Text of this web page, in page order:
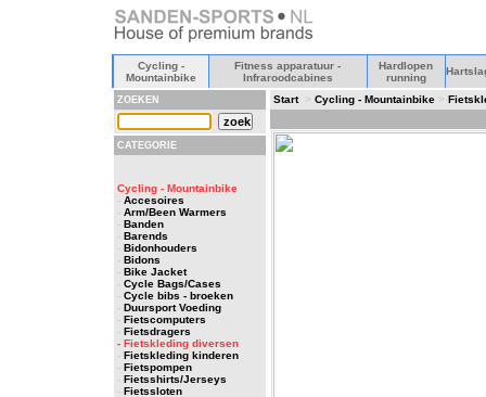
Cycling -
Mountainbike
Fitness apparatuur -
Infraroodcabines
Hardlopen
running
ZOEKEN
CATEGORIE
Cycling - Mountainbike
- Accesoires
- Arm/Been Warmers
- Banden
- Barends
- Bidonhouders
- Bidons
- Bike Jacket
- Cycle Bags/Cases
- Cycle bibs - broeken
- Duursport Voeding
- Fietscomputers
- Fietsdragers
- Fietskleding diversen
- Fietskleding kinderen
- Fietspompen
- Fietsshirts/Jerseys
- Fietssloten
Start> Cycling - Mountainbike >